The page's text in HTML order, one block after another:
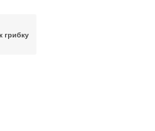
грибку